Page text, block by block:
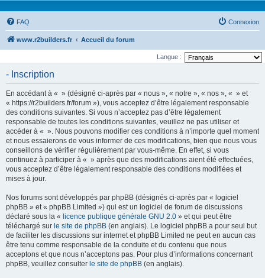
FAQ Connexion
www.r2builders.fr Accueil du forum
Langue :
- Inscription
En accédant à « » (désigné ci-après par « nous », « notre », « nos », « » et
« https://r2builders.fr/forum »), vous acceptez d’être légalement responsable
des conditions suivantes. Si vous n’acceptez pas d’être légalement
responsable de toutes les conditions suivantes, veuillez ne pas utiliser et
accéder à « ». Nous pouvons modifier ces conditions à n’importe quel moment
et nous essaierons de vous informer de ces modifications, bien que nous vous
conseillons de vérifier régulièrement par vous-même. En effet, si vous
continuez à participer à « » après que des modifications aient été effectuées,
vous acceptez d’être légalement responsable des conditions modifiées et
mises à jour.
Nos forums sont développés par phpBB (désignés ci-après par « logiciel
phpBB » et « phpBB Limited ») qui est un logiciel de forum de discussions
déclaré sous la « licence publique générale GNU 2.0 » et qui peut être
téléchargé sur le site de phpBB (en anglais). Le logiciel phpBB a pour seul but
de faciliter les discussions sur internet et phpBB Limited ne peut en aucun cas
être tenu comme responsable de la conduite et du contenu que nous
acceptons et que nous n’acceptons pas. Pour plus d’informations concernant
phpBB, veuillez consulter le site de phpBB (en anglais).